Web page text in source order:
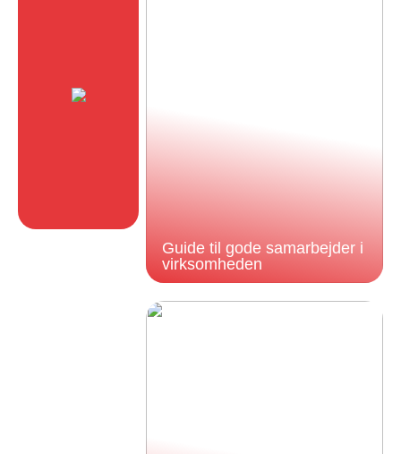
Guide til gode samarbejder i
virksomheden